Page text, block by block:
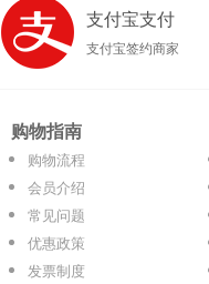
支付宝支付
支付宝签约商家
购物指南
购物流程
会员介绍
常见问题
优惠政策
发票制度